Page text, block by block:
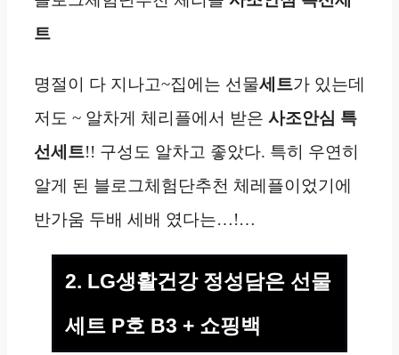
트
명절이 다 지나고~집에는 선물세트가 있는데
저도 ~ 알차게 체리플에서 받은 사조안심 특
선세트!! 구성도 알차고 좋았다. 특히 우연히
알게 된 블로그체험단추천 체레플이었기에
반가움 두배 세배 였다는…!…
2. LG생활건강 정성담은 선물
세트 P호 B3 + 쇼핑백